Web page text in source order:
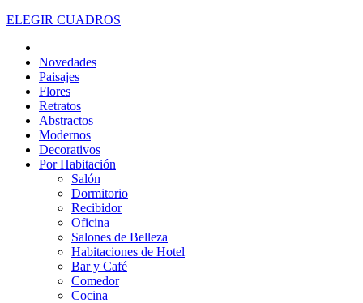
ELEGIR CUADROS
Novedades
Paisajes
Flores
Retratos
Abstractos
Modernos
Decorativos
Por Habitación
Salón
Dormitorio
Recibidor
Oficina
Salones de Belleza
Habitaciones de Hotel
Bar y Café
Comedor
Cocina